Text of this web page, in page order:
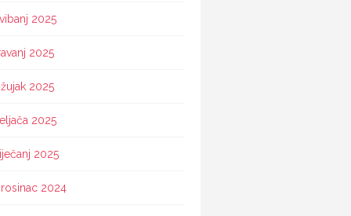
2025
2025
2025
2025
2025
2024